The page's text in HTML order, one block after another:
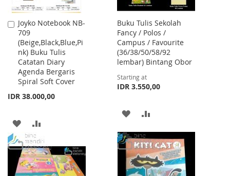
Joyko Notebook NB-
709
(Beige,Black,Blue,Pi
nk) Buku Tulis
Catatan Diary
Agenda Bergaris
Spiral Soft Cover
IDR 38.000,00
Add
to
Cart
ADD
TO
WISH
TO
COMPARE
Buku Tulis Sekolah
Fancy / Polos /
Campus / Favourite
(36/38/50/58/92
lembar) Bintang Obor
Starting at
IDR 3.550,00
ADD
TO
WISH
LIST
TO
COMPARE